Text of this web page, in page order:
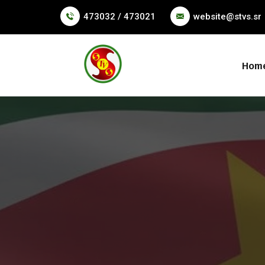
473032 / 473021 website@stvs.sr